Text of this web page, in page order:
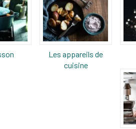
Les appareils de
cuisine